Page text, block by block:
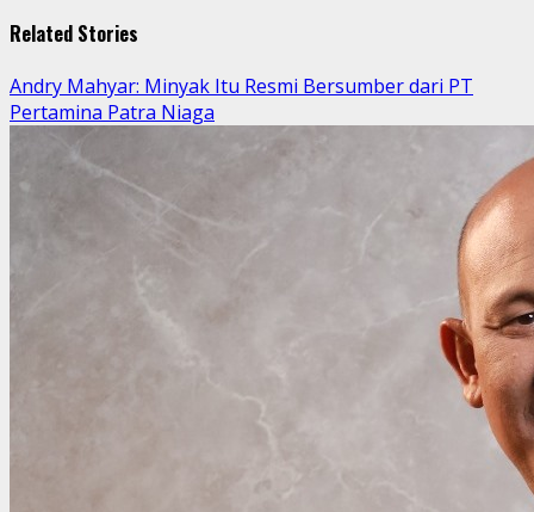
Related Stories
Andry Mahyar: Minyak Itu Resmi Bersumber dari PT
Pertamina Patra Niaga